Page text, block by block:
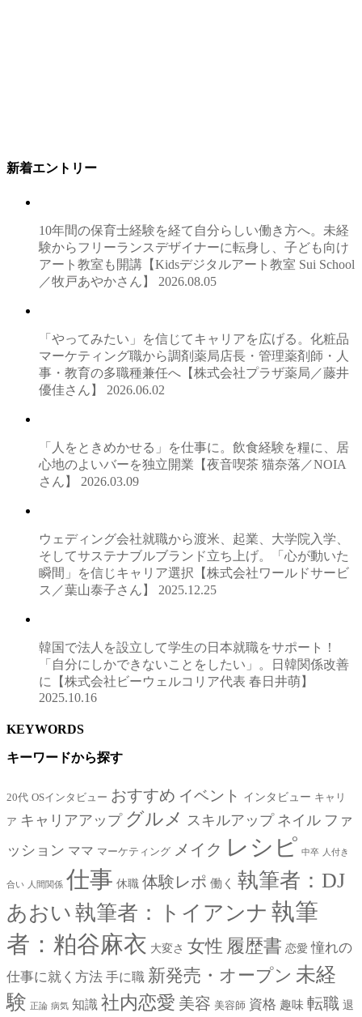
新着エントリー
10年間の保育士経験を経て自分らしい働き方へ。未経
験からフリーランスデザイナーに転身し、子ども向け
アート教室も開講【Kidsデジタルアート教室 Sui School
／牧戸あやかさん】 2026.08.05
「やってみたい」を信じてキャリアを広げる。化粧品
マーケティング職から調剤薬局店長・管理薬剤師・人
事・教育の多職種兼任へ【株式会社プラザ薬局／藤井
優佳さん】 2026.06.02
「人をときめかせる」を仕事に。飲食経験を糧に、居
心地のよいバーを独立開業【夜音喫茶 猫奈落／NOIA
さん】 2026.03.09
ウェディング会社就職から渡米、起業、大学院入学、
そしてサステナブルブランド立ち上げ。「心が動いた
瞬間」を信じキャリア選択【株式会社ワールドサービ
ス／葉山泰子さん】 2025.12.25
韓国で法人を設立して学生の日本就職をサポート！
「自分にしかできないことをしたい」。日韓関係改善
に【株式会社ビーウェルコリア代表 春日井萌】
2025.10.16
KEYWORDS
キーワードから探す
20代 OSインタビュー おすすめ イベント インタビュー キャリ
ア キャリアアップ グルメ スキルアップ ネイル ファ
ッション ママ マーケティング メイク レシピ 中卒 人付き
合い 人間関係 仕事 休職 体験レポ 働く 執筆者：DJ
あおい 執筆者：トイアンナ 執筆
者：粕谷麻衣 大変さ 女性 履歴書 恋愛 憧れの
仕事に就く方法 手に職 新発売・オープン 未経
験 正論 病気 知識 社内恋愛 美容 美容師 資格 趣味 転職 退